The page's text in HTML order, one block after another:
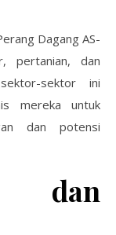
Dagang AS-
pertanian, dan
sektor ini
mereka untuk
dan potensi
dan